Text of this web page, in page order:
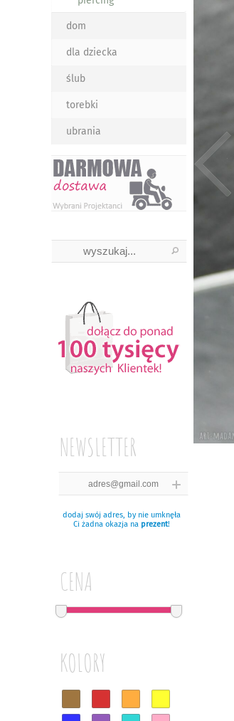
dom
dla dziecka
ślub
torebki
ubrania
NEWSLETTER
dodaj swój adres, by nie umknęła
Ci żadna okazja na prezent!
CENA
KOLORY